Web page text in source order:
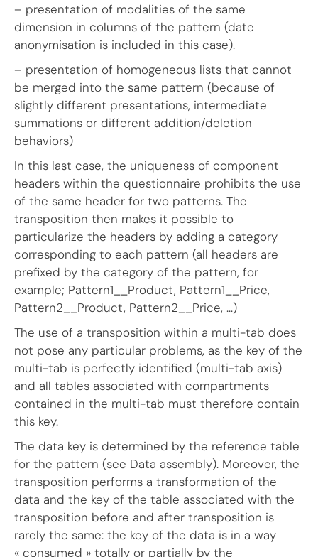
– presentation of modalities of the same
dimension in columns of the pattern (date
anonymisation is included in this case).
– presentation of homogeneous lists that cannot
be merged into the same pattern (because of
slightly different presentations, intermediate
summations or different addition/deletion
behaviors)
In this last case, the uniqueness of component
headers within the questionnaire prohibits the use
of the same header for two patterns. The
transposition then makes it possible to
particularize the headers by adding a category
corresponding to each pattern (all headers are
prefixed by the category of the pattern, for
example; Pattern1__Product, Pattern1__Price,
Pattern2__Product, Pattern2__Price, …)
The use of a transposition within a multi-tab does
not pose any particular problems, as the key of the
multi-tab is perfectly identified (multi-tab axis)
and all tables associated with compartments
contained in the multi-tab must therefore contain
this key.
The data key is determined by the reference table
for the pattern (see Data assembly). Moreover, the
transposition performs a transformation of the
data and the key of the table associated with the
transposition before and after transposition is
rarely the same: the key of the data is in a way
« consumed » totally or partially by the